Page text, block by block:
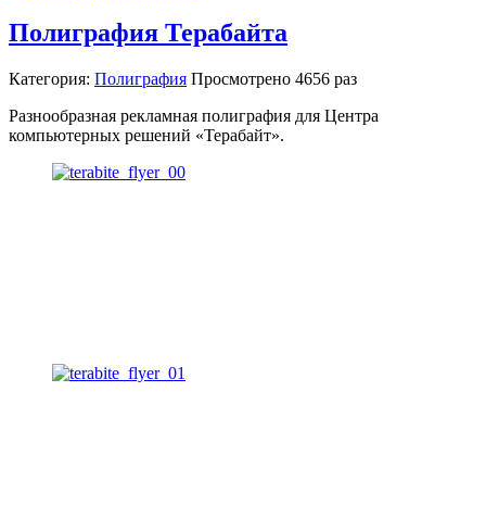
Полиграфия Терабайта
Категория: Полиграфия Просмотрено 4656 раз
Разнообразная рекламная полиграфия для Центра
компьютерных решений «Терабайт».